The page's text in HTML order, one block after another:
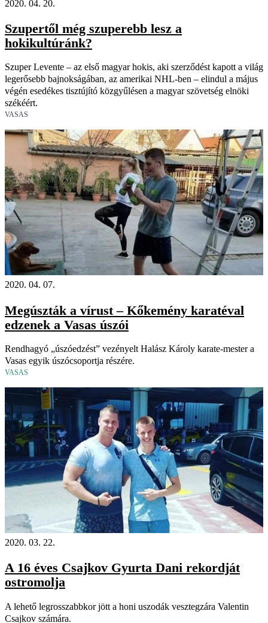
2020. 04. 20.
Szupertől még szuperebb lesz a
hokikultúránk?
Szuper Levente – az első magyar hokis, aki szerződést kapott a világ
legerősebb bajnokságában, az amerikai NHL-ben – elindul a május
végén esedékes tisztújító közgyűlésen a magyar szövetség elnöki
székéért.
VASAS
2020. 04. 07.
Megúszták a vírust – Kőkemény karatéval
edzenek a Vasas úszói
Rendhagyó „úszóedzést” vezényelt Halász Károly karate-mester a
Vasas egyik úszócsoportja részére.
VASAS
2020. 03. 22.
A 16 éves Csajkov Gyurta Dani rekordját
ostromolja
A lehető legrosszabbkor jött a honi uszodák vesztegzára Valentin
Csajkov számára.